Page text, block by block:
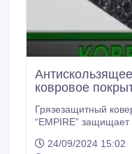
ковровое
Грязезащитный
“EMPIRE” защищает
ворсовую структуру, которая очищает обувь
24/09/2024 15:02